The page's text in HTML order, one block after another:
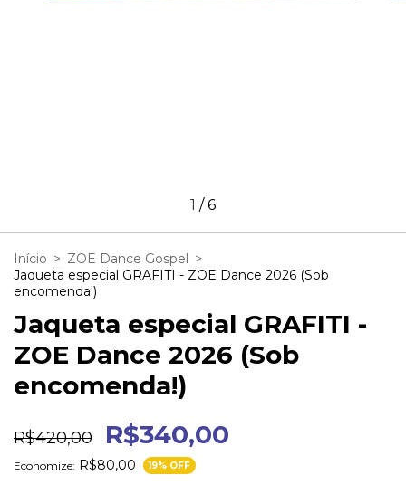
1 /6
Início > ZOE Dance Gospel >
Jaqueta especial GRAFITI - ZOE Dance 2026 (Sob
encomenda!)
Jaqueta especial GRAFITI -
ZOE Dance 2026 (Sob
encomenda!)
R$420,00 R$340,00
Economize: R$80,00 19% OFF